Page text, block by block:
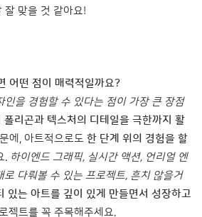
잘 맞을 것 같아요!
어떤 점이 매력적일까요?
인을 경험할 수 있다는 점이 가장 큰 장점
폴리곤과 텍스처의 디테일을 극한까지 활
에, 아트적으로도 한 단계 위의 경험을 할
. 하이엔드 그래픽, 실시간 액션, 언리얼 엔
다뤄볼 수 있는 프로젝트, 흔치 않을거
있는 아트를 깊이 있게 만들면서 성장하고
젝트를 꼭 주목해주세요.